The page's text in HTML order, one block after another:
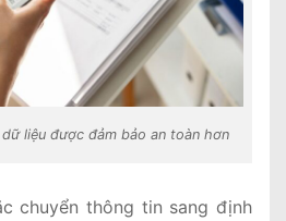
liệu được đảm bảo an toàn hơn
chuyển thông tin sang định